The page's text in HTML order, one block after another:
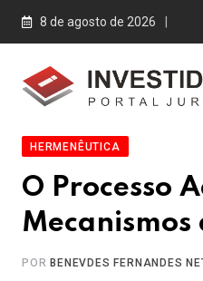
Skip
8 de agosto de 2026
HERMENÊUTICA
O Processo
Mecanismos
PORBENEVDES FERNANDES